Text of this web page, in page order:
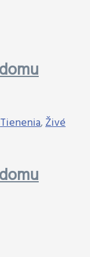
Tienenia,Živé